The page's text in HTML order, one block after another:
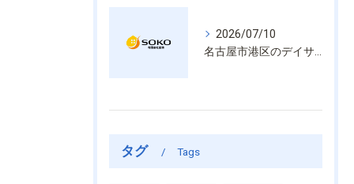
2026/07/10
タグ Tags